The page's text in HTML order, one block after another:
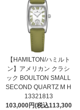
【HAMILTON/ハミルト
ン】アメリカン クラシ
ック BOULTON SMALL
SECOND QUARTZ M H
13321813
103,000円(税込113,300